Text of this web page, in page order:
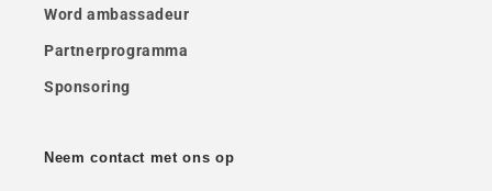
Word ambassadeur
Partnerprogramma
Sponsoring
Neem contact met ons op